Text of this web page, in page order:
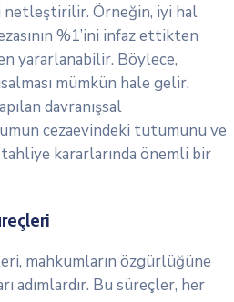
netleştirilir. Örneğin, iyi hal
%1’ini infaz ettikten
yararlanabilir. Böylece,
mümkün hale gelir.
davranışsal
cezaevindeki tutumunu ve
kararlarında önemli bir
mahkumların özgürlüğüne
adımlardır. Bu süreçler, her